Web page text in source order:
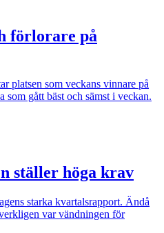
förlorare på
platsen som veckans vinnare på
som gått bäst och sämst i veckan.
ställer höga krav
starka kvartalsrapport. Ändå
var vändningen för